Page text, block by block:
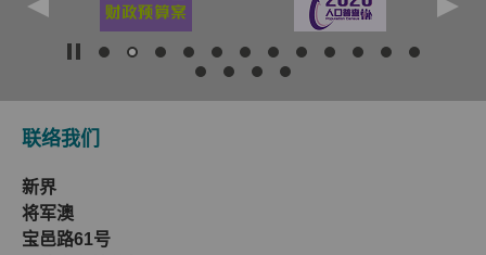
联络我们
新界
将军澳
宝邑路61号